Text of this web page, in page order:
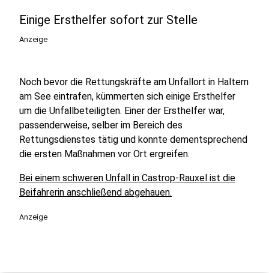
Einige Ersthelfer sofort zur Stelle
Anzeige
Noch bevor die Rettungskräfte am Unfallort in Haltern
am See eintrafen, kümmerten sich einige Ersthelfer
um die Unfallbeteiligten. Einer der Ersthelfer war,
passenderweise, selber im Bereich des
Rettungsdienstes tätig und konnte dementsprechend
die ersten Maßnahmen vor Ort ergreifen.
Bei einem schweren Unfall in Castrop-Rauxel ist die
Beifahrerin anschließend abgehauen.
Anzeige